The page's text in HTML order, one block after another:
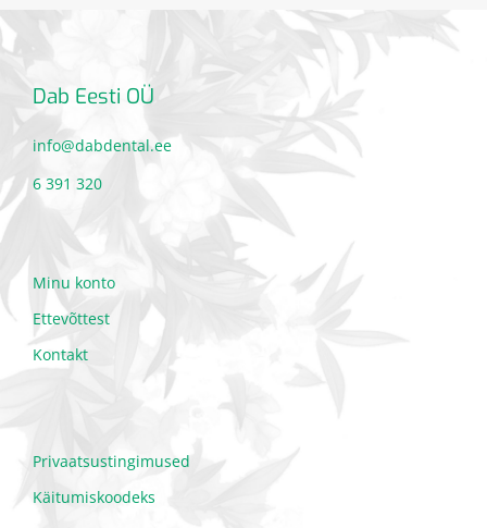
Dab Eesti OÜ
info@dabdental.ee
6 391 320
Minu konto
Ettevõttest
Kontakt
Privaatsustingimused
Käitumiskoodeks